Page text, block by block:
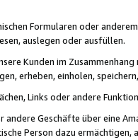
Formularen oder
auslegen oder ausfüllen.
Kunden im
erheben, einholen,
Links oder andere
andere Geschäfte über eine
Person dazu